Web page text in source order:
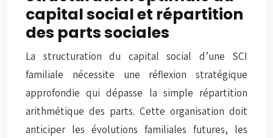
capital social et répartition
des parts sociales
La structuration du capital social d’une SCI
familiale nécessite une réflexion stratégique
approfondie qui dépasse la simple répartition
arithmétique des parts. Cette organisation doit
anticiper les évolutions familiales futures, les